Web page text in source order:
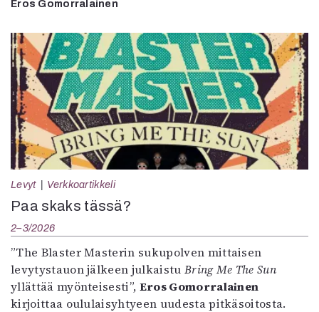
Lehtiarkisto
Info
Tilaus ja irtonumerot
Yhteistyössä
Toimitus
Mediatiedot
Kaltio ry
Eros Gomorralainen
Levyt Verkkoartikkeli
Paa skaks tässä?
2–3/2026
”The Blaster Masterin sukupolven mittaisen
levytystauon jälkeen julkaistu Bring Me The Sun
yllättää myönteisesti”, Eros Gomorralainen
kirjoittaa oululaisyhtyeen uudesta pitkäsoitosta.